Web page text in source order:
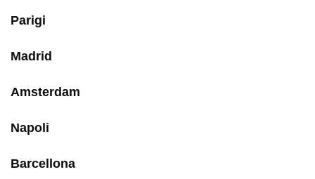
Parigi
Madrid
Amsterdam
Napoli
Barcellona